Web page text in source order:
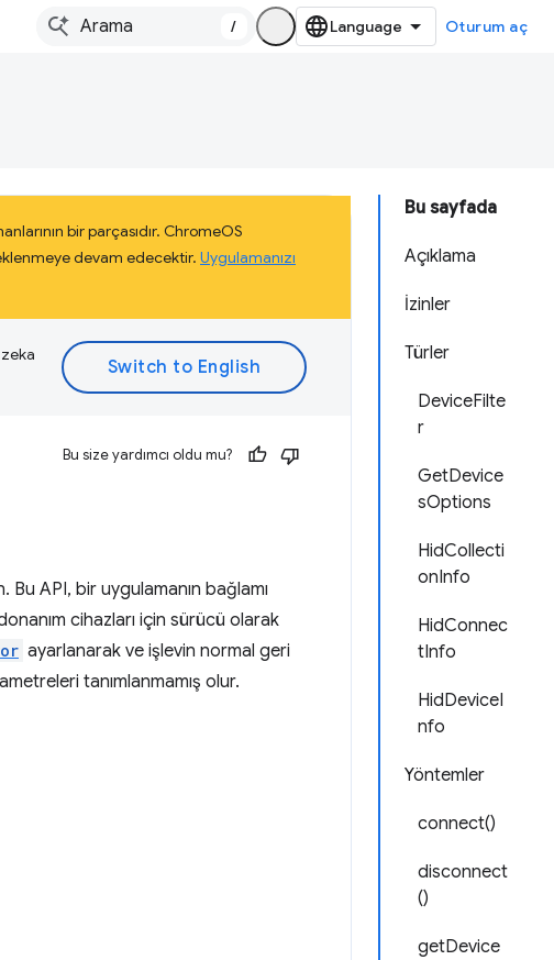
/ Oturum aç
Bu sayfada
Açıklama
İzinler
Türler
DeviceFilte
r
GetDevice
sOptions
HidCollecti
onInfo
HidConnec
tInfo
HidDeviceI
nfo
Yöntemler
connect()
disconnect
()
getDevice
bir parçasıdır. ChromeOS
devam edecektir. Uygulamanızı
Bu size yardımcı oldu mu?
Bu API, bir uygulamanın bağlamı
cihazları için sürücü olarak
ayarlanarak ve işlevin normal geri
tanımlanmamış olur.